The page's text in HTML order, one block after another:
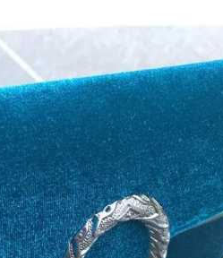
ser ud.
metal kæde og fed detaljer.
til fx. mobilen, nøgler og andre
fx. læbestift, mønstersedler, osv.
men plads til de vigtigste ting,